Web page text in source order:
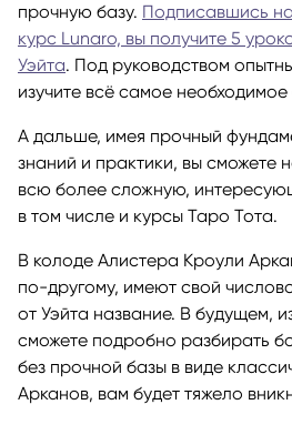
прочную базу. Подписавшись
курс Lunaro, вы получите 5
Уэйта. Под руководством
изучите всё самое
А дальше, имея прочный
знаний и практики, вы сможете
всю более сложную,
в том числе и курсы Таро Тота.
В колоде Алистера Кроули
по-другому, имеют свой
от Уэйта название. В будущем,
сможете подробно разбирать
без прочной базы в виде
Арканов, вам будет тяжело